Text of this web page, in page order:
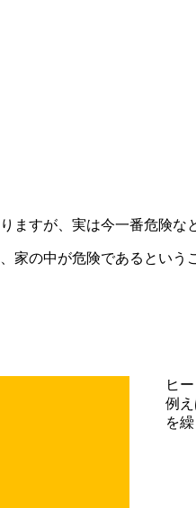
すが、実は今一番危険な
の中が危険であるという
ヒ
例
を